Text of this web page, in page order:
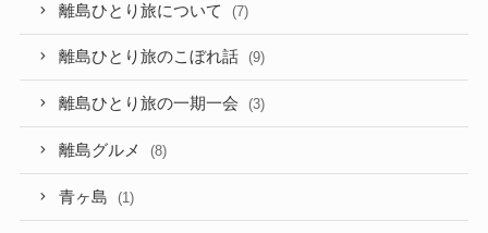
離島ひとり旅について (7)
離島ひとり旅のこぼれ話 (9)
離島ひとり旅の一期一会 (3)
離島グルメ (8)
青ヶ島 (1)